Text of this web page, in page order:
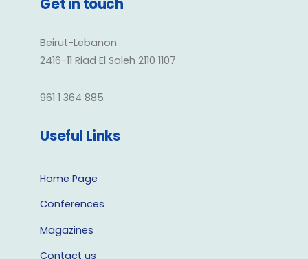
Get in touch
Beirut-Lebanon
2416-11 Riad El Soleh 2110 1107
961 1 364 885
Useful Links
Home Page
Conferences
Magazines
Contact us